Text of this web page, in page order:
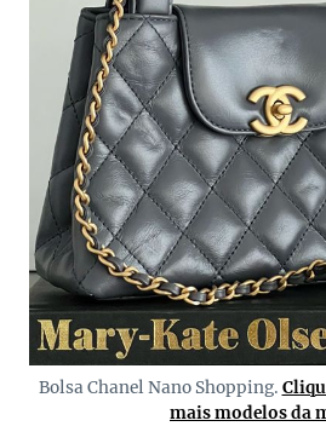
Bolsa Chanel Nano Shopping.
mais modelos da